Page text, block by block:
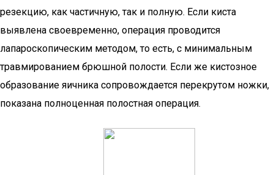
резекцию, как частичную, так и полную. Если киста
выявлена своевременно, операция проводится
лапароскопическим методом, то есть, с минимальным
травмированием брюшной полости. Если же кистозное
образование яичника сопровождается перекрутом ножки,
показана полноценная полостная операция.